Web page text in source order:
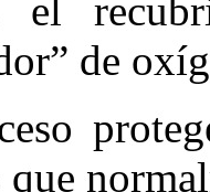
el
de